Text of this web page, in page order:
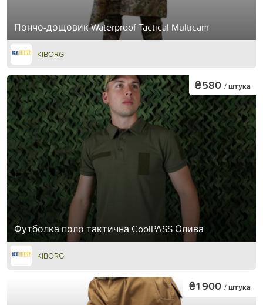
Пончо-дощовик Waterproof Tactical Multicam
KIBORG
Футболка поло тактична CoolPASS Олива
₴580 / штука
KIBORG
₴1 900 / штука